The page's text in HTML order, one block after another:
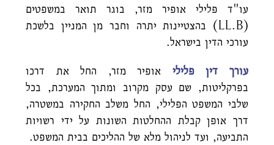
עו"ד פלילי אופיר מזר, בוגר תואר במשפטים
(LL.B) בהצטיינות יתרה וחבר מן המניין בלשכת
עורכי הדין בישראל.
עורך דין פלילי אופיר מזר, החל את דרכו
בפרקליטות, שם עסק מקרוב ומתוך המערכת, בכל
שלבי המשפט הפלילי, החל משלב החקירה במשטרה,
דרך אופן קבלת ההחלטות השונות על ידי רשויות
התביעה, ועד לניהול מלא של ההליכים בבית המשפט.